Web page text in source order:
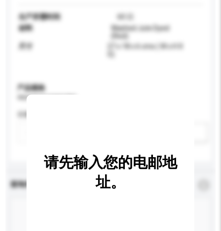
生产所需时间
60 日
材料
Washed Jute Dyed
27 x 18 x 6 cms ( W x H X
产品规格
请提供您对产品的特定要求。
查询内容
请先输入您的电邮地
址。